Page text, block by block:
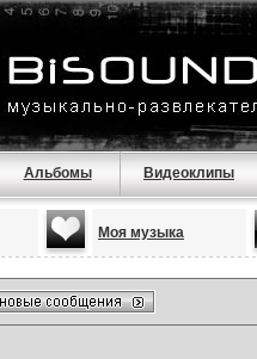
Альбомы Видеоклипы
Моя музыка